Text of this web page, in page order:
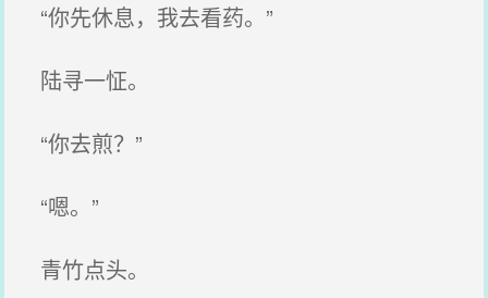
“你先休息，我去看药。”
陆寻一怔。
“你去煎？”
“嗯。”
青竹点头。